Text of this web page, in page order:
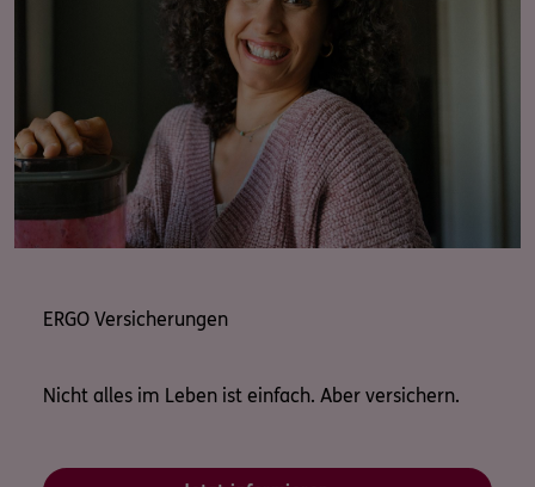
ERGO Versicherungen
Nicht alles im Leben ist einfach. Aber versichern.